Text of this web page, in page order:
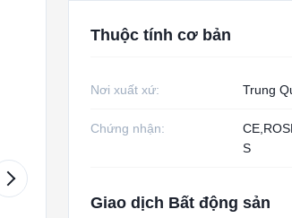
Thuộc tính cơ bản
Nơi xuất xứ: Trung
Chứng nhận:
S
Giao dịch Bất động sản